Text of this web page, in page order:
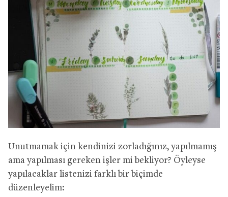
Unutmamak için kendinizi zorladığınız, yapılmamış
ama yapılması gereken işler mi bekliyor? Öyleyse
yapılacaklar listenizi farklı bir biçimde
düzenleyelim: